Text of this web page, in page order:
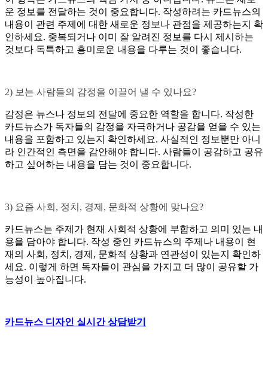
운 정보를 전달하는 것이 중요합니다. 작성하려는 카드뉴스의
내용이 관련 주제에 대한 새로운 정보나 관점을 제공하는지 확
인하세요. 중복되거나 이미 잘 알려진 정보를 다시 제시하는
것보다 독특하고 흥미로운 내용을 다루는 것이 좋습니다.
2) 보는 사람들의 감정을 이끌어 낼 수 있나요?
감정은 뉴스나 정보의 전달에 중요한 역할을 합니다. 작성한
카드뉴스가 독자들의 감정을 자극하거나 공감을 얻을 수 있는
내용을 포함하고 있는지 확인하세요. 사실적인 정보뿐만 아니
라 인간적인 측면을 감안해야 합니다. 사람들이 공감하고 공유
하고 싶어하는 내용을 담는 것이 중요합니다.
3) 요즘 사회, 정치, 경제, 문화적 상황에 맞나요?
카드뉴스는 주제가 현재 사회적 상황에 부합하고 의미 있는 내
용을 담아야 합니다. 작성 중인 카드뉴스의 주제나 내용이 현
재의 사회, 정치, 경제, 문화적 상황과 연관성이 있는지 확인하
세요. 이렇게 하면 독자들이 관심을 가지고 더 많이 공유할 가
능성이 높아집니다.
카드뉴스 디자인 실시간상담받기